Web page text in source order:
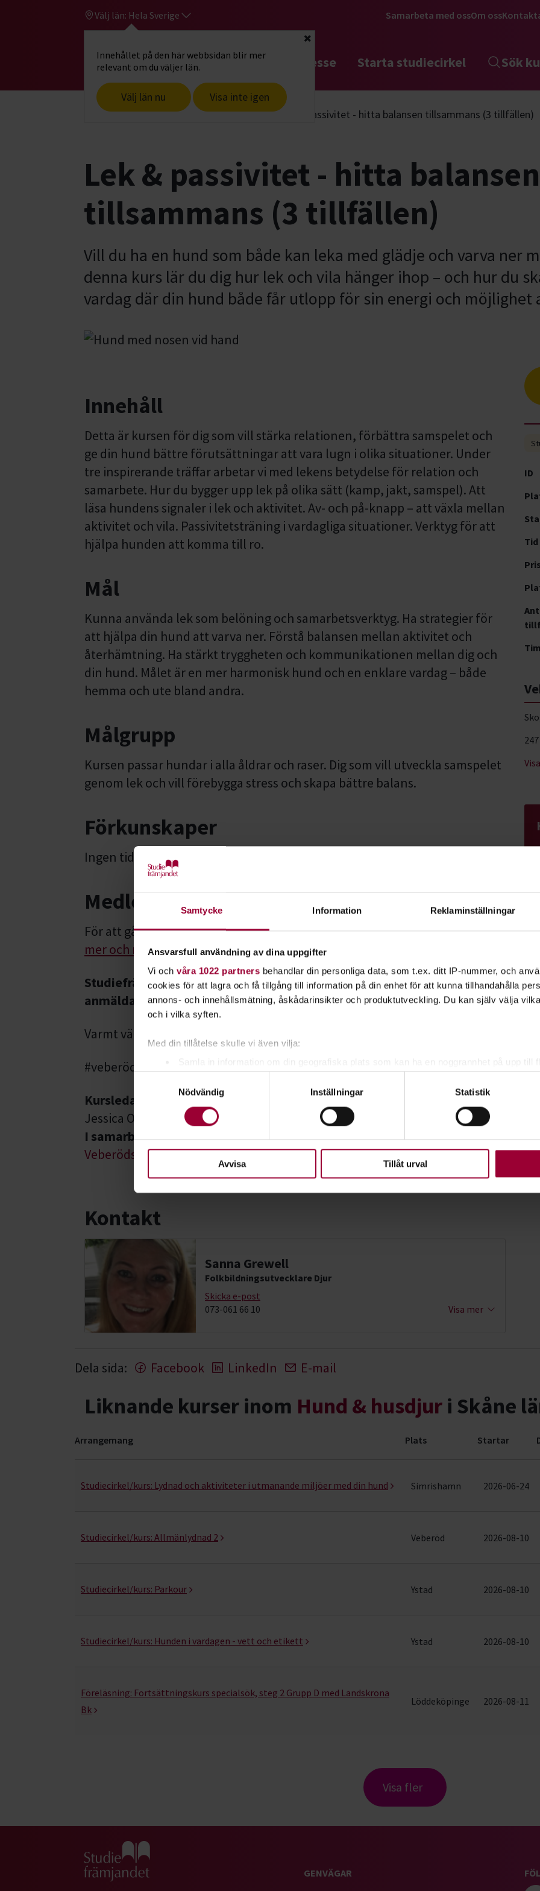
Samtycke Information Reklaminställningar
Ansvarsfull användning av dina uppgifter
Vi och våra 1022 partners behandlar din personliga data, som t.ex. ditt IP-nummer, och
cookies för att lagra och få tillgång till information på din enhet för att kunna tillhandahålla
annons- och innehållsmätning, åskådarinsikter och produktutveckling. Du kan själv välja
och i vilka syften.
Med din tillåtelse skulle vi även vilja:
Ta reda på mer om hur dina personliga uppgifter behandlas och ställ in dina preferenser i
eller dra tillbaka ditt samtycke när som helst från cookie-förklaringen.
För att du ska få en så bra upplevelse som möjligt använder vi kakor (cookies) på vår
Nödvändig
Inställningar Statistik
Avvisa Tillåt urval
Välj län: Hela Sverige
Innehållet på den här webbsidan blir mer
relevant om du väljer län.
Välj län nu Visa inte igen
Stäng
Samarbeta med ossOm oss
Gå till studiefrämjandets startsidaHitta intresse Starta studiecirkel Sök
Start Hitta intresse Hund & husdjur Lek & passivitet - hitta balansen tillsammans (3 tillfällen)
Lek & passivitet - hitta balansen
tillsammans (3 tillfällen)
Vill du ha en hund som både kan leka med glädje och varva ner
denna kurs lär du dig hur lek och vila hänger ihop – och hur du
vardag där din hund både får utlopp för sin energi och möjlighet
Innehåll
Detta är kursen för dig som vill stärka relationen, förbättra samspelet och
ge din hund bättre förutsättningar att vara lugn i olika situationer. Under
tre inspirerande träffar arbetar vi med lekens betydelse för relation och
samarbete. Hur du bygger upp lek på olika sätt (kamp, jakt, samspel). Att
läsa hundens signaler i lek och aktivitet. Av- och på-knapp – att växla mellan
aktivitet och vila. Passivitetsträning i vardagliga situationer. Verktyg för att
hjälpa hunden att komma till ro.
Mål
Kunna använda lek som belöning och samarbetsverktyg. Ha strategier för
att hjälpa din hund att varva ner. Förstå balansen mellan aktivitet och
återhämtning. Ha stärkt tryggheten och kommunikationen mellan dig och
din hund. Målet är en mer harmonisk hund och en enklare vardag – både
hemma och ute bland andra.
Målgrupp
Kursen passar hundar i alla åldrar och raser. Dig som vill utveckla samspelet
genom lek och vill förebygga stress och skapa bättre balans.
Förkunskaper
Ingen tidigare kurs krävs – alla är välkomna!
Medlemskap
För att gå kurs krävs det att du är medlem i Veberöds Brukshundklubb.Läs
mer och registrera ditt medlemskap
Studiefrämjandet förbehåller sig rätten att ställa in en kurs vid för få
anmälda deltagare.
Varmt välkommen med anmälan!
#veberödsbrukshundklubb
Kursledare
Jessica Olofsson
I samarbete med
Veberöds Brukshundklubb
Kontakt
Sanna Grewell
Folkbildningsutvecklare Djur
Skicka e-post
073-061 66 10
Visa mer
ID
Tid
Pris
Dela sida: Facebook LinkedIn E-mail
Liknande kurser inom Hund & husdjur i Skåne
Arrangemang Plats Startar
Studiecirkel/kurs: Lydnad och aktiviteter i utmanande miljöer med din hund Simrishamn 2026-06-24
Studiecirkel/kurs: Allmänlydnad 2 Veberöd 2026-08-10
Studiecirkel/kurs: Parkour Ystad 2026-08-10
Studiecirkel/kurs: Hunden i vardagen - vett och etikett Ystad 2026-08-10
Föreläsning: Fortsättningskurs specialsök, steg 2 Grupp D med Landskrona
Bk
Löddeköpinge 2026-08-11
Visa fler
Gå till studiefrämjandets startsida
GENVÄGAR